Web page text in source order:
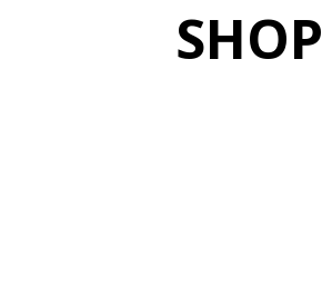
SHOP